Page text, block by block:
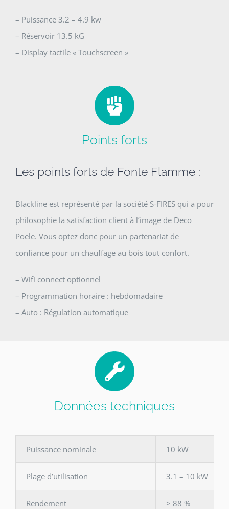
– Puissance 3.2 – 4.9 kw
– Réservoir 13.5 kG
– Display tactile « Touchscreen »
Points forts
Les points forts de Fonte Flamme :
Blackline est représenté par la société S-FIRES qui a pour
philosophie la satisfaction client à l’image de Deco
Poele. Vous optez donc pour un partenariat de
confiance pour un chauffage au bois tout confort.
– Wifi connect optionnel
– Programmation horaire : hebdomadaire
– Auto : Régulation automatique
Données techniques
Puissance nominale 10 kW
Plage d’utilisation 3.1 – 10 kW
Rendement > 88 %